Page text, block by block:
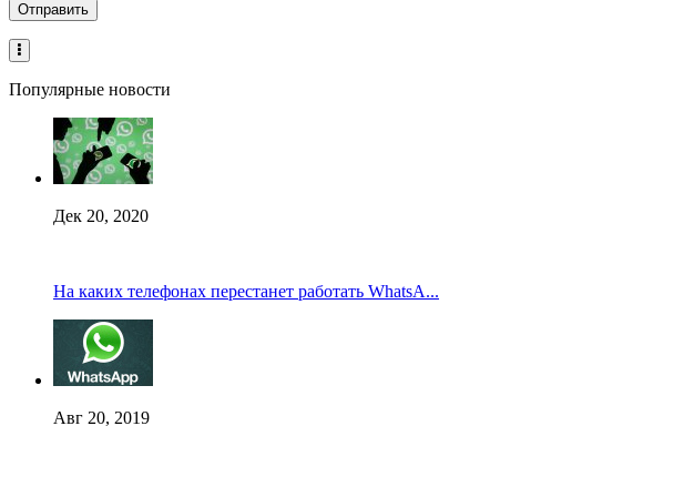
Популярные новости
Дек 20, 2020
На каких телефонах перестанет работать WhatsA...
Авг 20, 2019